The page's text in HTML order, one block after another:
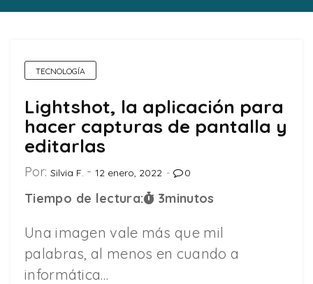
TECNOLOGÍA
Lightshot, la aplicación para
hacer capturas de pantalla y
editarlas
Por: Silvia F. 12 enero, 2022 0
Tiempo de lectura: 3minutos
Una imagen vale más que mil
palabras, al menos en cuando a
informática…